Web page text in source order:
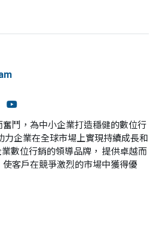
鬥，為中小企業打造穩健的數位行
力企業在全球市場上實現持續成長和
數位行銷的領導品牌， 提供卓越而
客戶在競爭激烈的市場中獲得優